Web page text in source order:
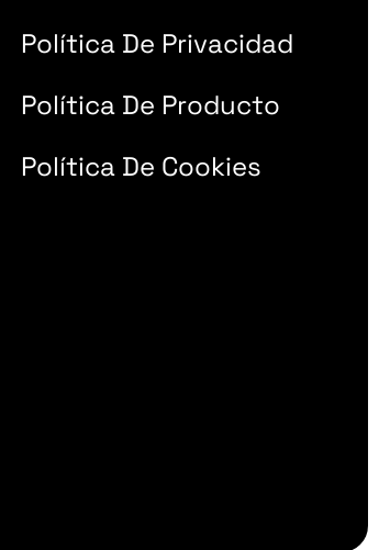
Política De Privacidad
Política De Producto
Política De Cookies